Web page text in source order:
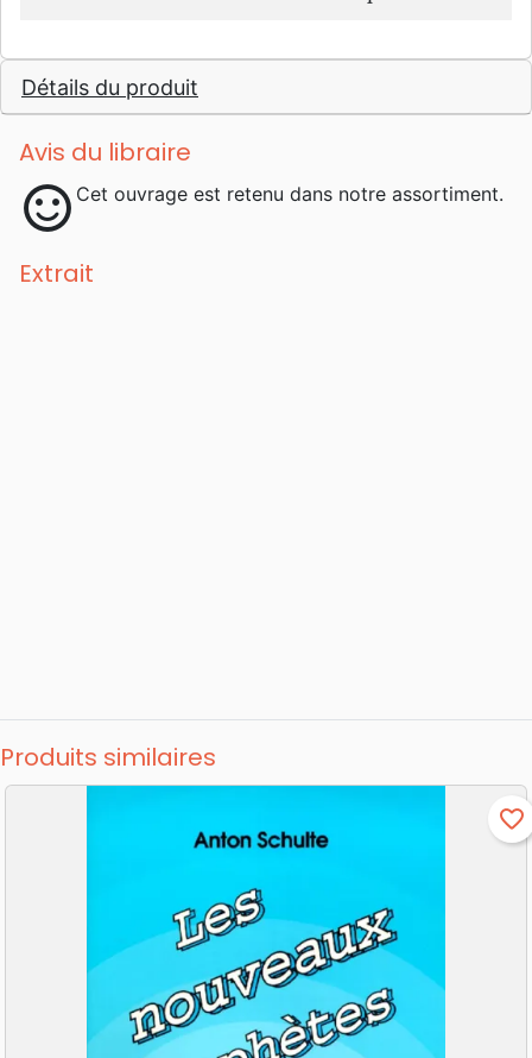
Détails du produit
Avis du libraire
sentiment_satisfied Cet ouvrage est retenu dans notre assortiment.
Extrait
Produits similaires
favorite_border